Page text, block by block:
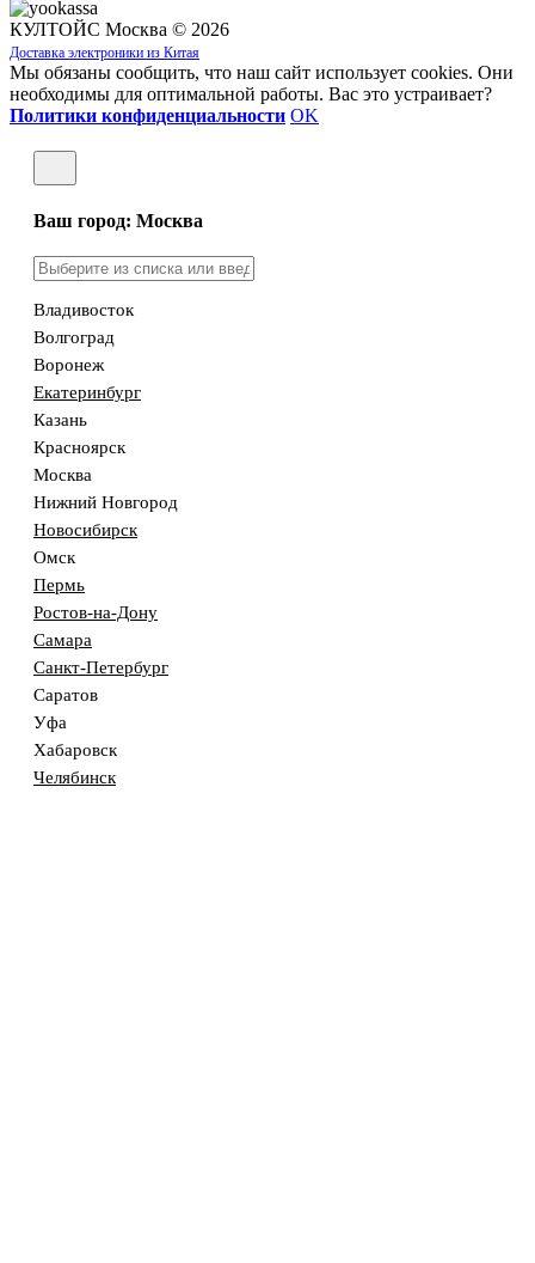
КУЛТОЙС Москва © 2026
Доставка электроники из Китая
Мы обязаны сообщить, что наш сайт использует cookies. Они
необходимы для оптимальной работы. Вас это устраивает?
Политики конфиденциальности OK
Ваш город: Москва
Владивосток
Волгоград
Воронеж
Екатеринбург
Казань
Красноярск
Москва
Нижний Новгород
Новосибирск
Омск
Пермь
Ростов-на-Дону
Самара
Санкт-Петербург
Саратов
Уфа
Хабаровск
Челябинск